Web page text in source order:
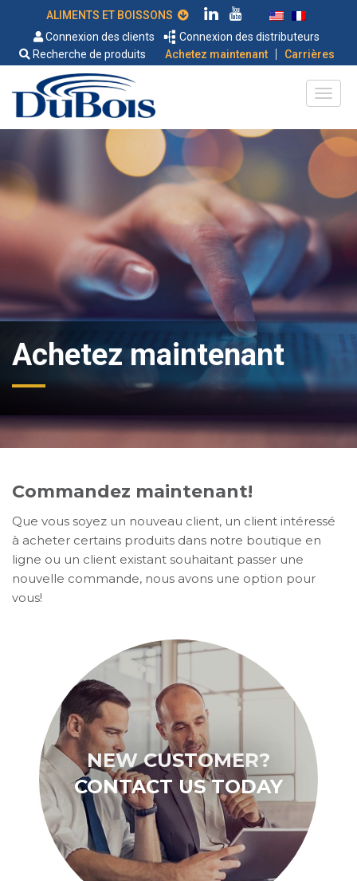
Connexion des clients
Connexion des distributeurs
Recherche de produits
Achetez maintenant | Carrières
Achetez maintenant
Commandez maintenant!
Que vous soyez un nouveau client, un client intéressé
à acheter certains produits dans notre boutique en
ligne ou un client existant souhaitant passer une
nouvelle commande, nous avons une option pour
vous!
NEW CUSTOMER?
CONTACT US TODAY